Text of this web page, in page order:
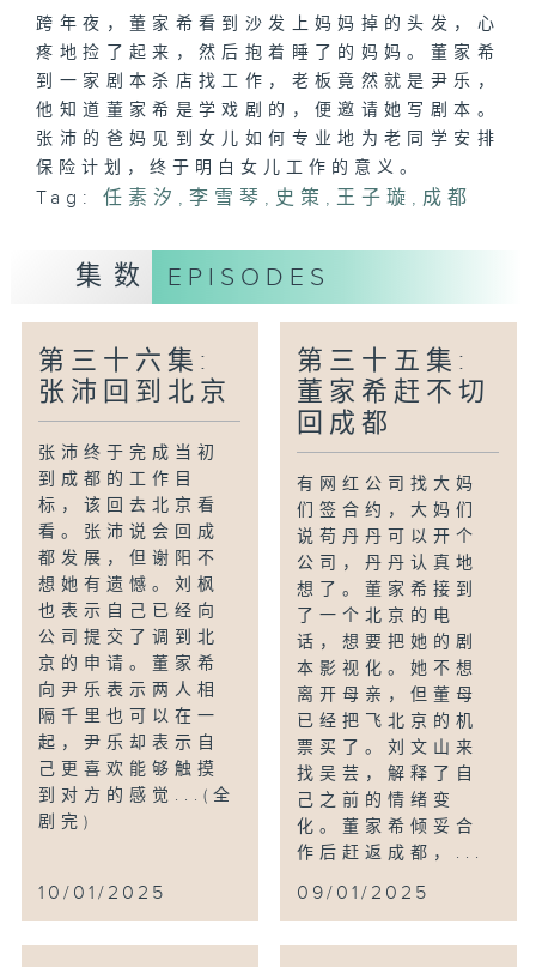
跨年夜，董家希看到沙发上妈妈掉的头发，心
疼地捡了起来，然后抱着睡了的妈妈。董家希
到一家剧本杀店找工作，老板竟然就是尹乐，
他知道董家希是学戏剧的，便邀请她写剧本。
张沛的爸妈见到女儿如何专业地为老同学安排
保险计划，终于明白女儿工作的意义。
Tag: 任素汐 ,李雪琴 , 史策 , 王子璇 , 成都
集数 EPISODES
第三十六集:
张沛回到北京
张沛终于完成当初
到成都的工作目
标，该回去北京看
看。张沛说会回成
都发展，但谢阳不
想她有遗憾。刘枫
也表示自己已经向
公司提交了调到北
京的申请。董家希
向尹乐表示两人相
隔千里也可以在一
起，尹乐却表示自
己更喜欢能够触摸
到对方的感觉...(全
剧完)
10/01/2025
第三十五集:
董家希赶不切
回成都
有网红公司找大妈
们签合约，大妈们
说苟丹丹可以开个
公司，丹丹认真地
想了。董家希接到
了一个北京的电
话，想要把她的剧
本影视化。她不想
离开母亲，但董母
已经把飞北京的机
票买了。刘文山来
找吴芸，解释了自
己之前的情绪变
化。董家希倾妥合
作后赶返成都，...
09/01/2025